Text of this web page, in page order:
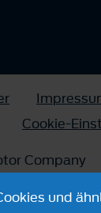
Cookie-
Company
und